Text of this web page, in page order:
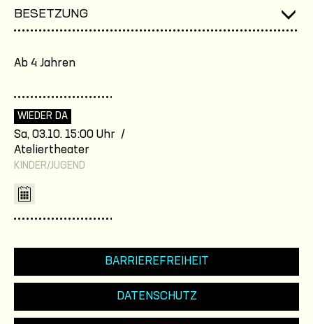
BESETZUNG
Ab 4 Jahren
WIEDER DA
Sa, 03.10. 15:00 Uhr /
Ateliertheater
KINDER/JUGEND
BARRIEREFREIHEIT
DATENSCHUTZ